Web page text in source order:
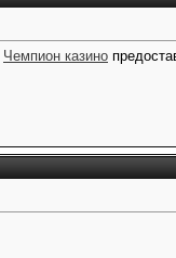
Чемпион казино